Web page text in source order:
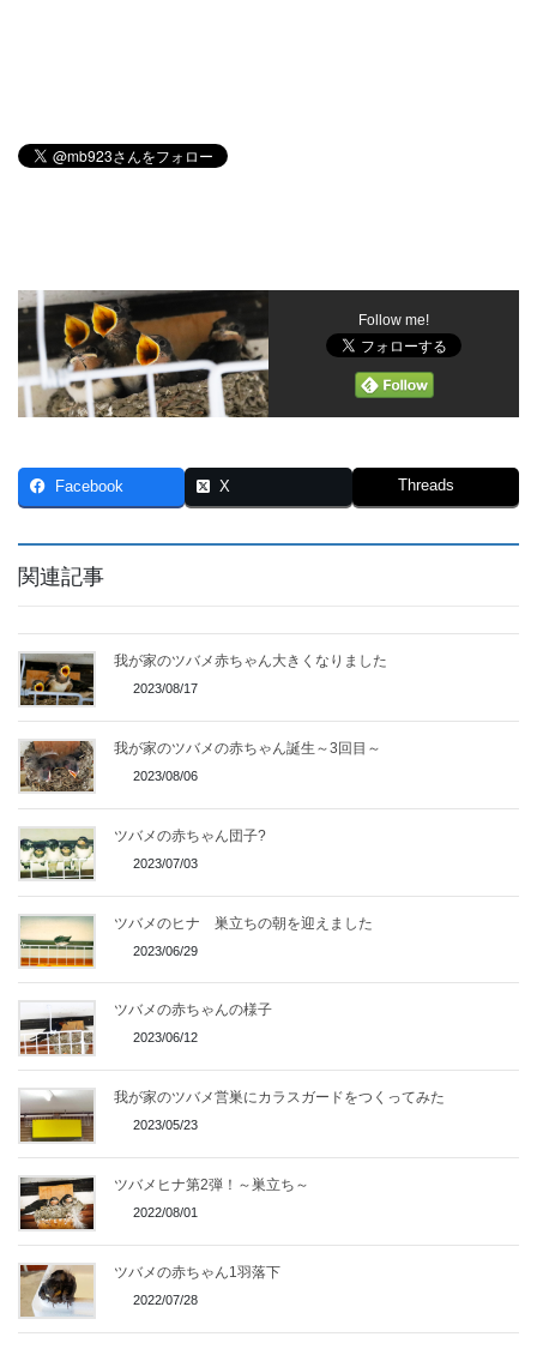
Follow me!
Facebook X Threads
関連記事
我が家のツバメ赤ちゃん大きくなりました
2023/08/17
我が家のツバメの赤ちゃん誕生～3回目～
2023/08/06
ツバメの赤ちゃん団子?
2023/07/03
ツバメのヒナ 巣立ちの朝を迎えました
2023/06/29
ツバメの赤ちゃんの様子
2023/06/12
我が家のツバメ営巣にカラスガードをつくってみた
2023/05/23
ツバメヒナ第2弾！～巣立ち～
2022/08/01
ツバメの赤ちゃん1羽落下
2022/07/28